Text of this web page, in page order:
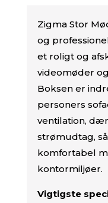
Zigma Stor
og
et roligt og
videomøder
Boksen er
personers
ventilation,
strømudtag,
komfortabel
kontormiljøer.
Vigtigste